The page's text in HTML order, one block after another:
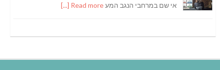
אי שם במרחבי הנגב המעRead more [...]